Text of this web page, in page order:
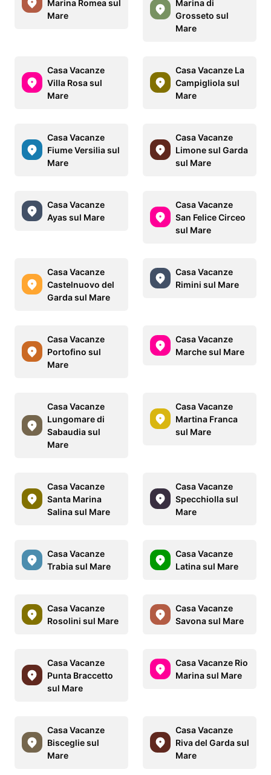
Marina Romea sul
Mare
Marina di
Grosseto sul
Mare
Casa Vacanze
Villa Rosa sul
Mare
Casa Vacanze La
Campigliola sul
Mare
Casa Vacanze
Fiume Versilia sul
Mare
Casa Vacanze
Limone sul Garda
sul Mare
Casa Vacanze
Ayas sul Mare
Casa Vacanze
San Felice Circeo
sul Mare
Casa Vacanze
Castelnuovo del
Garda sul Mare
Casa Vacanze
Rimini sul Mare
Casa Vacanze
Portofino sul
Mare
Casa Vacanze
Marche sul Mare
Casa Vacanze
Lungomare di
Sabaudia sul
Mare
Casa Vacanze
Martina Franca
sul Mare
Casa Vacanze
Santa Marina
Salina sul Mare
Casa Vacanze
Specchiolla sul
Mare
Casa Vacanze
Trabia sul Mare
Casa Vacanze
Latina sul Mare
Casa Vacanze
Rosolini sul Mare
Casa Vacanze
Savona sul Mare
Casa Vacanze
Punta Braccetto
sul Mare
Casa Vacanze Rio
Marina sul Mare
Casa Vacanze
Bisceglie sul
Mare
Casa Vacanze
Riva del Garda sul
Mare